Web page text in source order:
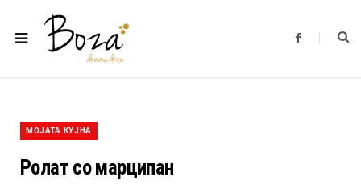
F
b
МОЈАТА КУЈНА
Ролат со марципан